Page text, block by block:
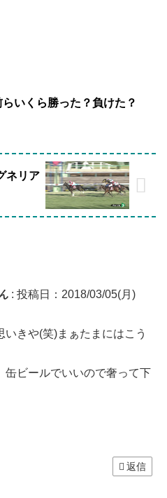
らいくら勝った？負けた？
ネリア
: 投稿日：2018/03/05(月)
いきや(笑)まぁたまにはこう
缶ビールでいいので奢って下
返信